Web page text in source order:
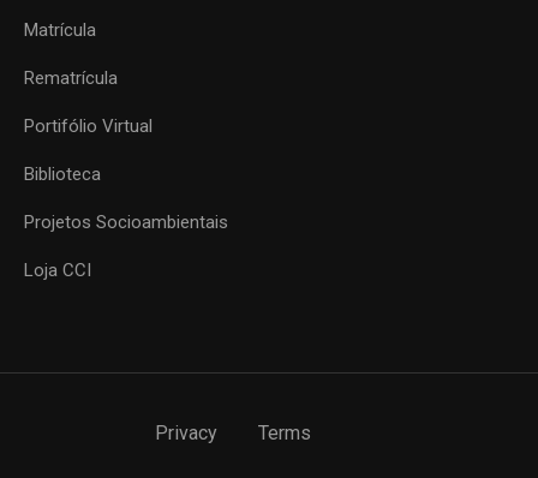
Matrícula
Rematrícula
Portifólio Virtual
Biblioteca
Projetos Socioambientais
Loja CCI
Privacy Terms